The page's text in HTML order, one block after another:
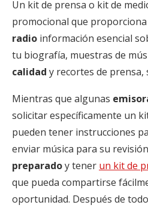
Un kit de prensa o kit de
promocional que proporciona
radio información esencial
tu biografía, muestras de
calidad y recortes de prensa,
Mientras que algunas
solicitar específicamente un
pueden tener instrucciones
enviar música para su
preparadoy tener un kit de
que pueda compartirse
oportunidad. Después de